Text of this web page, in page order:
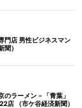
門店 男性ビジネスマン
）
のラーメン－「青葉」
店 （市ケ谷経済新聞）